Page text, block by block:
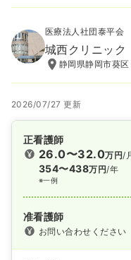
医療法人社団泰平会
城西クリニック
静岡県静岡市葵
2026/07/27 更新
正看護師
26.0〜32.0万円/
354〜438万円/年
※一例
准看護師
お問い合わせください